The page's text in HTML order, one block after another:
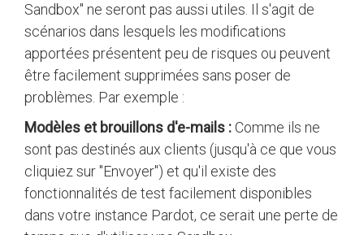
Sandbox" ne seront pas aussi utiles. Il s'agit de
scénarios dans lesquels les modifications
apportées présentent peu de risques ou peuvent
être facilement supprimées sans poser de
problèmes. Par exemple :
Modèles et brouillons d'e-mails : Comme ils ne
sont pas destinés aux clients (jusqu'à ce que vous
cliquiez sur "Envoyer") et qu'il existe des
fonctionnalités de test facilement disponibles
dans votre instance Pardot, ce serait une perte de